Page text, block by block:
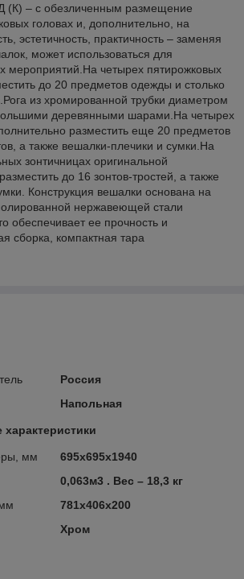
(К) – с обезличенным размещение
головах и, дополнительно, на
эстетичность, практичность – заменяя
может использоваться для
мероприятий.На четырех пятирожковых
до 20 предметов одежды и столько
из хромированной трубки диаметром
деревянными шарами.На четырех
разместить еще 20 предметов
а также вешалки-плечики и сумки.На
зонтичницах оригинальной
до 16 зонтов-тростей, а также
Конструкция вешалки основана на
нержавеющей стали
обеспечивает ее прочность и
сборка, компактная тара
Россия
Напольная
мм
695х695х1940
0,063м3 . Вес – 18,3 кг
781х406х200
Хром